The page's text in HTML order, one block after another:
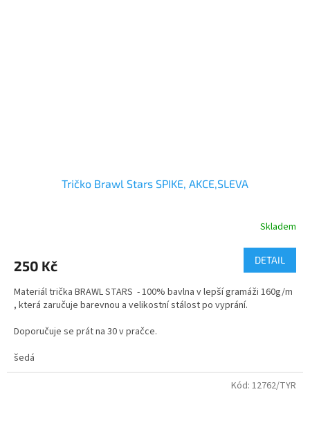
Tričko Brawl Stars SPIKE, AKCE,SLEVA
je
z
5
Skladem
250 Kč DETAIL
Materiál trička BRAWL STARS - 100% bavlna v lepší gramáži 160g/m
, která zaručuje barevnou a velikostní stálost po vyprání.
Doporučuje se prát na 30 v pračce.
velikosti - dětské i dospělé
šedá
Kód: 12762/TYR